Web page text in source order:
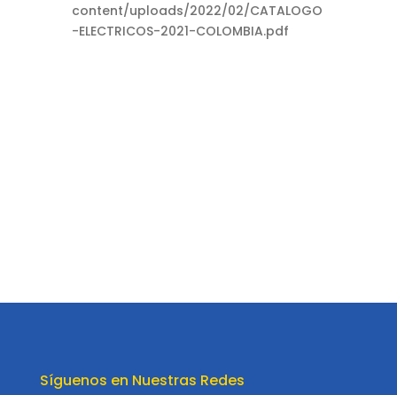
content/uploads/2022/02/CATALOGO
-ELECTRICOS-2021-COLOMBIA.pdf
Síguenos en Nuestras Redes